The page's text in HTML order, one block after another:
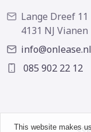
Lange Dreef 11
4131 NJ Vianen
info@onlease.nl
085 902 22 12
This website makes